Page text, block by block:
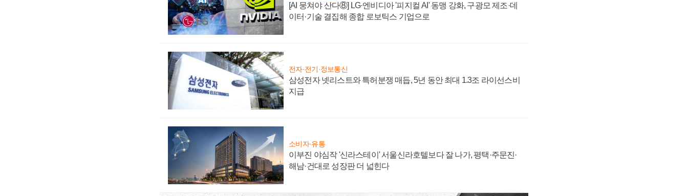
[AI 뭉쳐야 산다⑧] LG·엔비디아 '피지컬 AI' 동맹 강화, 구광모 제조·데
이터·기술 결집해 종합 로보틱스 기업으로
전자·전기·정보통신
삼성전자 넷리스트와 특허분쟁 매듭, 5년 동안 최대 1.3조 라이선스비
지급
소비자·유통
이부진 야심작 '신라스테이' 서울신라호텔보다 잘 나가, 평택·주문진·
해남·건대로 성장판 더 넓힌다